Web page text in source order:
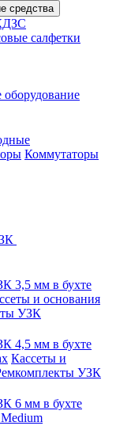
средства
салфетки
Коммутаторы
3,5 мм в бухте
и основания
УЗК
4,5 мм в бухте
Кассеты и
УЗК
6 мм в бухте